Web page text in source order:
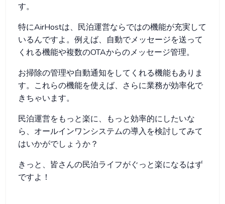
す。
特にAirHostは、民泊運営ならではの機能が充実して
いるんですよ。例えば、自動でメッセージを送って
くれる機能や複数のOTAからのメッセージ管理。
お掃除の管理や自動通知をしてくれる機能もありま
す。これらの機能を使えば、さらに業務が効率化で
きちゃいます。
民泊運営をもっと楽に、もっと効率的にしたいな
ら、オールインワンシステムの導入を検討してみて
はいかがでしょうか？
きっと、皆さんの民泊ライフがぐっと楽になるはず
ですよ！